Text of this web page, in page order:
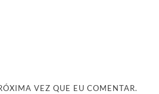
VEZ QUE EU COMENTAR.